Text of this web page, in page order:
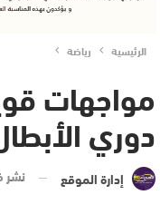
الرئيسية رياضة
مواجهات
دوري
إدارة الموقع